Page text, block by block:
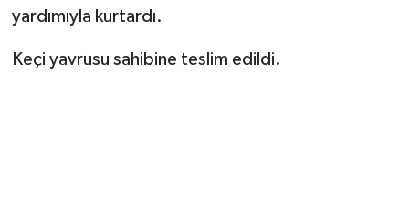
yardımıyla kurtardı.
Keçi yavrusu sahibine teslim edildi.
TARİH
Genel